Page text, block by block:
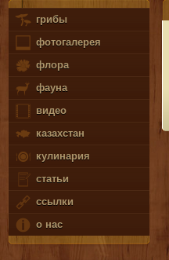
грибы
фотогалерея
флора
фауна
видео
казахстан
кулинария
статьи
ссылки
о нас